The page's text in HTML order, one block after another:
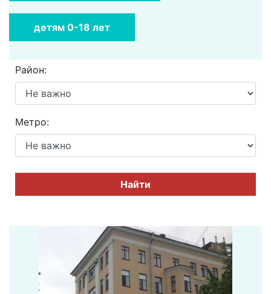
детям 0-18 лет
Район:
Метро:
Найти